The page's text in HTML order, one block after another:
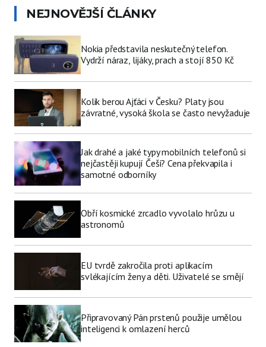
NEJNOVĚJŠÍ ČLÁNKY
Nokia představila neskutečný telefon.
Vydrží náraz, lijáky, prach a stojí 850 Kč
Kolik berou Ajťáci v Česku? Platy jsou
závratné, vysoká škola se často nevyžaduje
Jak drahé a jaké typy mobilních telefonů si
nejčastěji kupují Češi? Cena překvapila i
samotné odborníky
Obří kosmické zrcadlo vyvolalo hrůzu u
astronomů
EU tvrdě zakročila proti aplikacím
svlékajícím ženy a děti. Uživatelé se smějí
Připravovaný Pán prstenů použije umělou
inteligenci k omlazení herců